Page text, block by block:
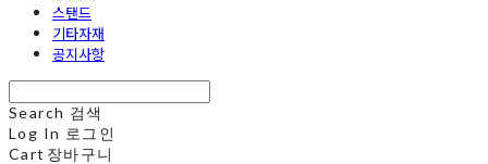
스탠드
기타자재
공지사항
Search 검색
Log In 로그인
Cart 장바구니